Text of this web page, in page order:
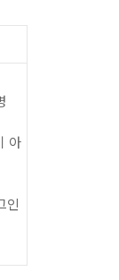
아
인